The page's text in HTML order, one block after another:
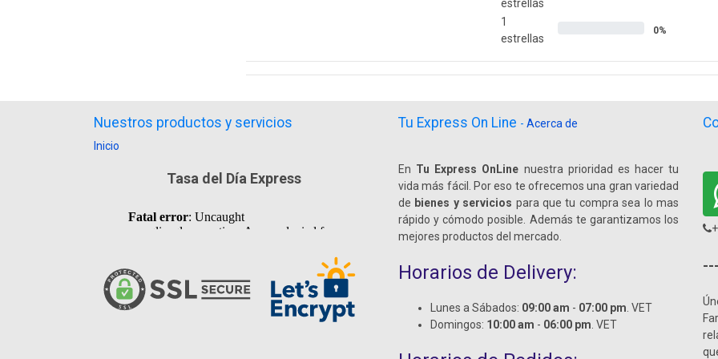
estrellas
1
estrellas
0%
Nuestros productos y servicios
Inicio
Tasa del Día Express
Tu Express On Line - Acerca de
En Tu Express OnLine nuestra prioridad es hacer tu
vida más fácil. Por eso te ofrecemos una gran variedad
de bienes y servicios para que tu compra sea lo mas
rápido y cómodo posible. Además te garantizamos los
mejores productos del mercado.
Horarios de Delivery:
Lunes a Sábados: 09:00 am - 07:00 pm . VET
Domingos: 10:00 am - 06:00 pm . VET
+